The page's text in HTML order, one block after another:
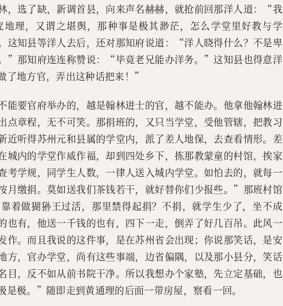
，选了缺，新调首县，向来声名赫赫，就抢前回那洋人道：“我
理，又谓之堪舆，那种事是极其渺茫，怎么学堂里好教与学
这知县等洋人去后，还对那知府说道：“洋人晓得什么？不是卑
”那知府连连称赞说：“毕竟老兄能办洋务。”这知县也得意洋
了地方官，弄出这种话把来！”
要官府举办的，越是翰林进士的官，越不能办。他拿他翰林进
点章程，无不可笑。那捐班的，又只当学堂，受他管辖，把教习
听得苏州元和县属的学堂内，派了差人地保，去查看情形。差
城内的学堂作威作福，却到四处乡下，拣那教蒙童的村馆，挨家
学规，同学生人数，一律人送入城内学堂。如怕去的，就每一
月缴捐。莫如送我们茶钱若干，就好替你们少报些。”那班村馆
着做猢狲王过活，那里禁得起捐？不捐，就学生少了，坐不成
也有，他送一千钱的也有，四下一走，倒弄了好几百吊。此风一
作。而且我说的这件事，是在苏州省会出现；你说那笑话，是安
方，官办学堂，尚有这些事端，边省偏隅，以及那小县分，笑话
目，反不如从前书院干净。所以我想办个家塾，先立定基础，也
极。”随即走到黄通理的后面一带房屋，察看一回。